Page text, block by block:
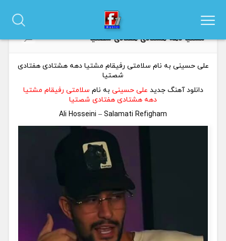
دانلود آهنگ علی حسینی به نام سلامتی رفیقام
مشتیا دهه هشتادی هفتادی شصتیا
نظر
علی حسینی به نام سلامتی رفیقام مشتیا دهه هشتادی هفتادی
شصتیا
دانلود آهنگ جدید علی حسینی به نام سلامتی رفیقام مشتیا
دهه هشتادی هفتادی شصتیا
Ali Hosseini – Salamati Refigham